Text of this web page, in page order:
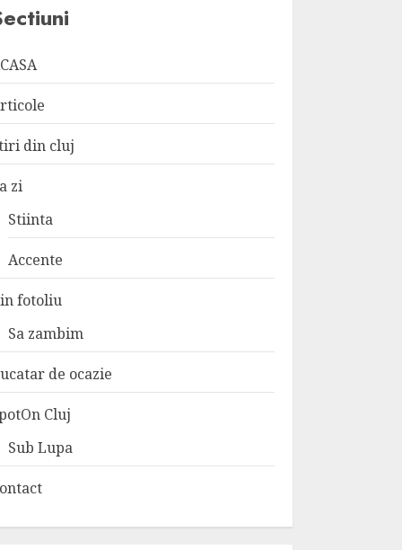
din cluj
zi
Stiinta
Accente
fotoliu
Sa zambim
de ocazie
Cluj
Sub Lupa